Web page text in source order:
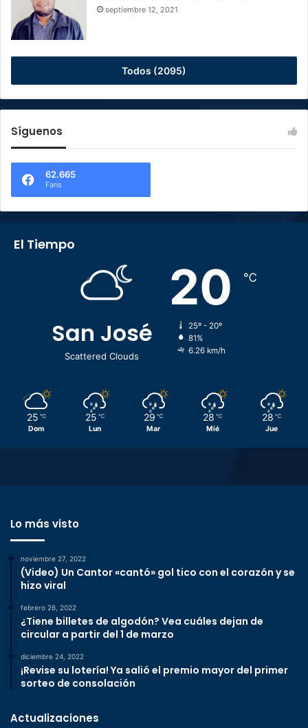
septiembre 12, 2021
Todos (2095)
Síguenos
62.665
Fans
El Tiempo
San José
Scattered Clouds
20 ℃
25º - 20º
81%
6.26 km/h
25 ℃
Dom
25 ℃
Lun
29 ℃
Mar
28 ℃
Mié
28 ℃
Jue
Lo más visto
noviembre 27, 2022
(Video) Un Cantor «cantó» gol tico con el corazón y se
hizo viral
febrero 26, 2022
¿Tiene billetes de algodón? Vea cuáles dejan de
circular a partir del 1 de marzo
diciembre 24, 2022
¡Revise su lotería! Ya salió el premio mayor del primer
sorteo de consolación
Actualizaciones